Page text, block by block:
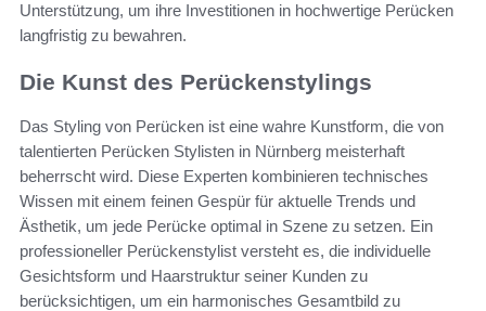
Unterstützung, um ihre Investitionen in hochwertige Perücken
langfristig zu bewahren.
Die Kunst des Perückenstylings
Das Styling von Perücken ist eine wahre Kunstform, die von
talentierten Perücken Stylisten in Nürnberg meisterhaft
beherrscht wird. Diese Experten kombinieren technisches
Wissen mit einem feinen Gespür für aktuelle Trends und
Ästhetik, um jede Perücke optimal in Szene zu setzen. Ein
professioneller Perückenstylist versteht es, die individuelle
Gesichtsform und Haarstruktur seiner Kunden zu
berücksichtigen, um ein harmonisches Gesamtbild zu